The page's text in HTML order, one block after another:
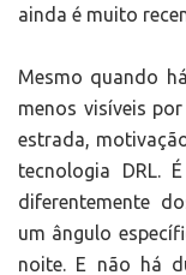
ainda é muito
Mesmo quando
menos visíveis
estrada,
tecnologia DRL.
diferentemente
um ângulo
noite. E não há